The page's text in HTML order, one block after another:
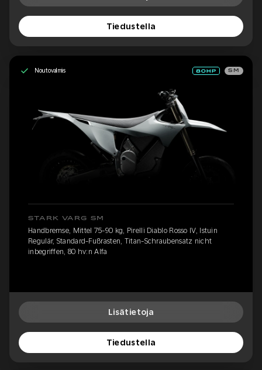
Tiedustella
Noutovalmis SM
STARK VARG SM
Handbremse, Mittel 75-90 kg, Pirelli Diablo Rosso IV, Istuin
Regulär, Standard-Fußrasten, Titan-Schraubensatz nicht
inbegriffen, 80 hv:n Alfa
Lisätietoja
Tiedustella